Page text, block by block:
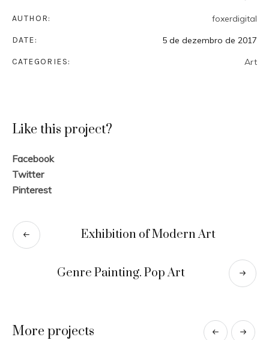
AUTHOR: foxerdigital
DATE: 5 de dezembro de 2017
CATEGORIES: Art
Like this project?
Facebook
Twitter
Pinterest
Exhibition of Modern Art
Genre Painting. Pop Art
More projects